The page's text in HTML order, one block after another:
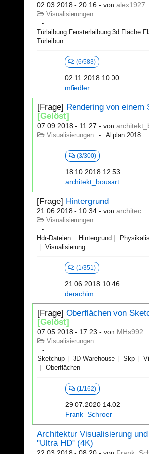
02.03.2018 - 20:16 - von alex1927
Visualisierungen
Türlaibung Fensterlaibung 3d Fläche
Türleibun
(6/583)
02.11.2018 10:00
mfiedler
[Frage] Rendering von einem
[Gelöst]
07.09.2018 - 11:27 - von
Visualisierungen Allplan 2018
(3/300)
18.10.2018 12:53
architekt_bousart
[Frage] Hintergrund
21.06.2018 - 10:34 - von architec
Visualisierungen
Hdr-Dateien Hintergrund
Visualisierung
(1/351)
21.06.2018 10:46
derachim
[Frage] Oberflächen von
[Gelöst]
07.05.2018 - 17:23 - von MHs992
Visualisierungen
Sketchup 3D Warehouse Skp
Oberflächen
(1/162)
29.07.2020 14:02
Frank_Schroer
Architektur Visualisierung
"Ultra HD" (4K)